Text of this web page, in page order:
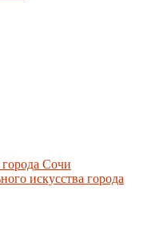
Сочи
искусства города